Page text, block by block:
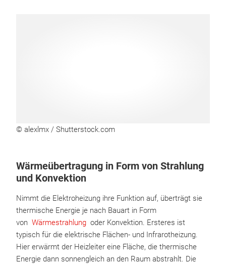
© alexlmx / Shutterstock.com
Wärmeübertragung in Form von Strahlung
und Konvektion
Nimmt die Elektroheizung ihre Funktion auf, überträgt sie
thermische Energie je nach Bauart in Form
von Wärmestrahlung oder Konvektion. Ersteres ist
typisch für die elektrische Flächen- und Infrarotheizung.
Hier erwärmt der Heizleiter eine Fläche, die thermische
Energie dann sonnengleich an den Raum abstrahlt. Die